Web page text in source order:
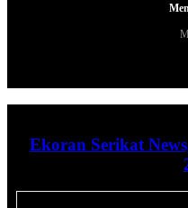
Ekoran Serikat